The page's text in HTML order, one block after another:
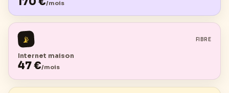
/mois
📡 FIBRE
Internet maison
47€/mois